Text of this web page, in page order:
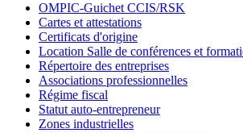
OMPIC-Guichet CCIS/RSK
Cartes et attestations
Certificats d'origine
Location Salle de conférences et
Répertoire des entreprises
Associations professionnelles
Régime fiscal
Statut auto-entrepreneur
Zones industrielles